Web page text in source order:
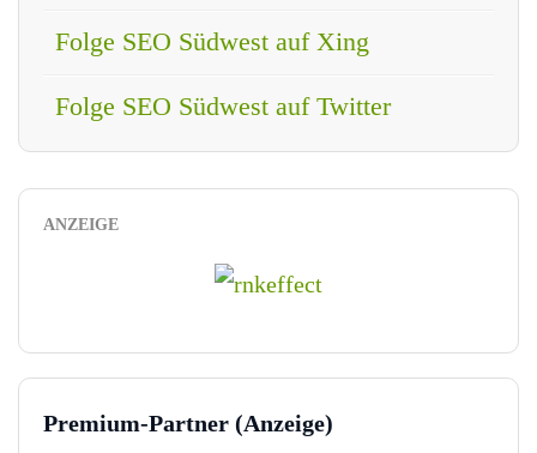
Folge SEO Südwest auf Xing
Folge SEO Südwest auf Twitter
ANZEIGE
Premium-Partner (Anzeige)